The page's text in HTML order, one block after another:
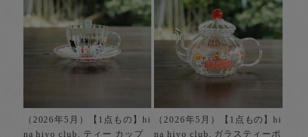
（2026年5月）【1点もの】hi
na hiyo club. ティー カップ
（2026年5月）【1点もの】hi
na hiyo club. ガラスティーポ